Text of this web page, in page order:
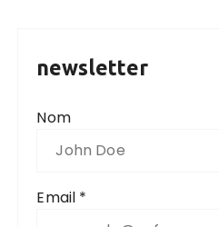
newsletter
Nom
Email *